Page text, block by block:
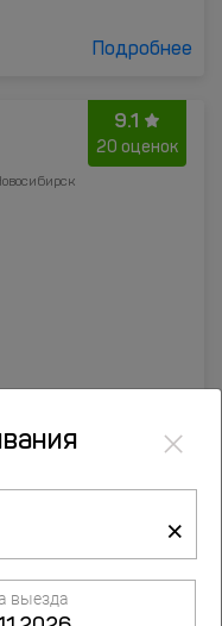
Подробнее
9.1
20 оценок
×
×
выезда